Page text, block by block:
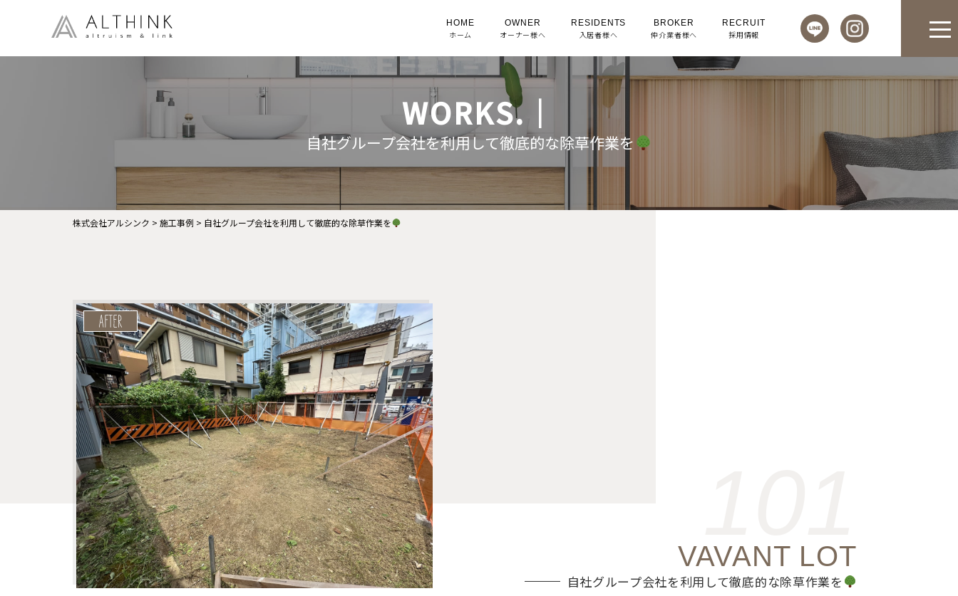
HOME
ホーム
OWNER
オーナー様へ
RESIDENTS
入居者様へ
BROKER
仲介業者様へ
RECRUIT
採用情報
WORKS.｜
自社グループ会社を利用して徹底的な除草作業を
株式会社アルシンク > 施工事例 > 自社グループ会社を利用して徹底的な除草作業を
VAVANT LOT
自社グループ会社を利用して徹底的な除草作業を